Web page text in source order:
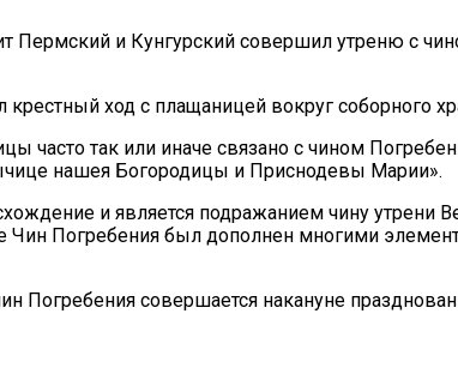
и Кунгурский совершил утреню с
ход с плащаницей вокруг соборного
часто так или иначе связано с чином
нашея Богородицы и Приснодевы Марии».
и является подражанием чину утрени
Погребения был дополнен многими
Погребения совершается накануне